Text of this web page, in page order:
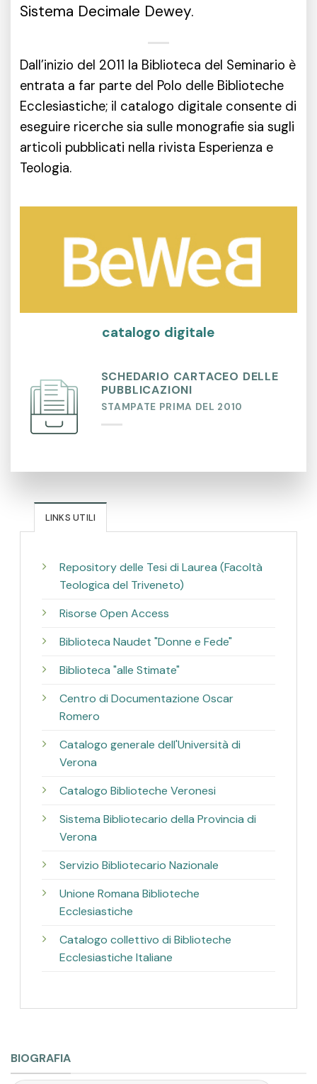
Sistema Decimale Dewey.
Dall’inizio del 2011 la Biblioteca del Seminario è
entrata a far parte del Polo delle Biblioteche
Ecclesiastiche; il catalogo digitale consente di
eseguire ricerche sia sulle monografie sia sugli
articoli pubblicati nella rivista Esperienza e
Teologia.
catalogo digitale
SCHEDARIO CARTACEO DELLE
PUBBLICAZIONI
STAMPATE PRIMA DEL 2010
LINKS UTILI
Repository delle Tesi di Laurea (Facoltà
Teologica del Triveneto)
Risorse Open Access
Biblioteca Naudet "Donne e Fede"
Biblioteca "alle Stimate"
Centro di Documentazione Oscar
Romero
Catalogo generale dell'Università di
Verona
Catalogo Biblioteche Veronesi
Sistema Bibliotecario della Provincia di
Verona
Servizio Bibliotecario Nazionale
Unione Romana Biblioteche
Ecclesiastiche
Catalogo collettivo di Biblioteche
Ecclesiastiche Italiane
BIOGRAFIA